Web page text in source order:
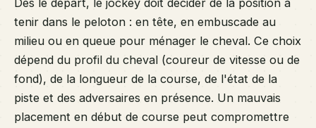
Dès le départ, le jockey doit décider de la position à
tenir dans le peloton : en tête, en embuscade au
milieu ou en queue pour ménager le cheval. Ce choix
dépend du profil du cheval (coureur de vitesse ou de
fond), de la longueur de la course, de l'état de la
piste et des adversaires en présence. Un mauvais
placement en début de course peut compromettre